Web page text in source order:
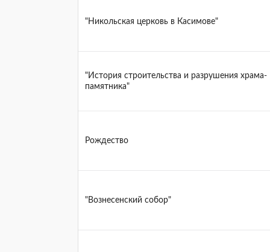
"Никольская церковь в Касимове"
"История строительства и разрушения храма-
памятника"
Рождество
"Вознесенский собор"